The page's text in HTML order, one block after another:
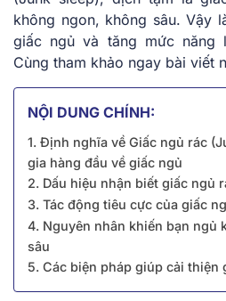
không ngon, không sâu. Vậy
giấc ngủ và tăng mức năng
Cùng tham khảo ngay bài viết
NỘI DUNG CHÍNH:
1. Định nghĩa về Giấc ngủ rác
gia hàng đầu về giấc ngủ
2. Dấu hiệu nhận biết giấc ngủ
3. Tác động tiêu cực của giấc
4. Nguyên nhân khiến bạn ngủ
sâu
5. Các biện pháp giúp cải thiện